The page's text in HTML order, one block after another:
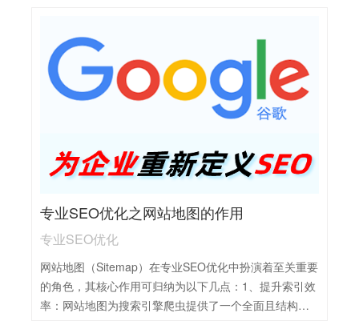
大，费用也会随之增加。3、优化期限：客户希望关键词
维持在首页的时间长度也会影响价格。一般来说，维护
时间越长，费用也会越高。4、服务内容和范围：不同的
SEO服务商提供不同范围的服务，包括关键词研究、网
站优化、内容创建、外链建设等。服务内容越全面，报
SEO投资的期望回报也会影响预算和报价。如果企业主
愿意为长期且持续的SEO服务投入更多资金，那么相应
专业SEO优化之网站地图的作用
专业SEO优化
网站地图（Sitemap）在专业SEO优化中扮演着至关重要
的角色，其核心作用可归纳为以下几点：1、提升索引效
率：网站地图为搜索引擎爬虫提供了一个全面且结构化